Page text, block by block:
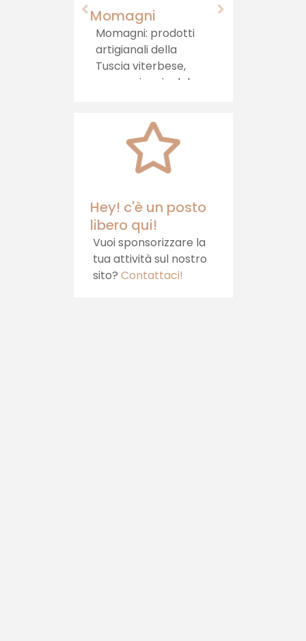
Momagni
Momagni: prodotti
artigianali della
Tuscia viterbese,
per un viaggio del
direttamente sulla
tua tavola.
Hey! c'è un posto
libero qui!
Vuoi sponsorizzare la
tua attività sul nostro
sito? Contattaci!